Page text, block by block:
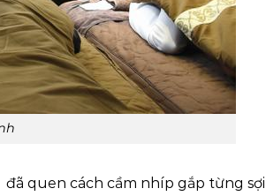
quen cách cầm nhíp gắp từng sợi